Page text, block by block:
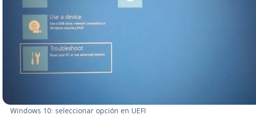
Windows 10: se­le­c­cio­nar opción en UEFI